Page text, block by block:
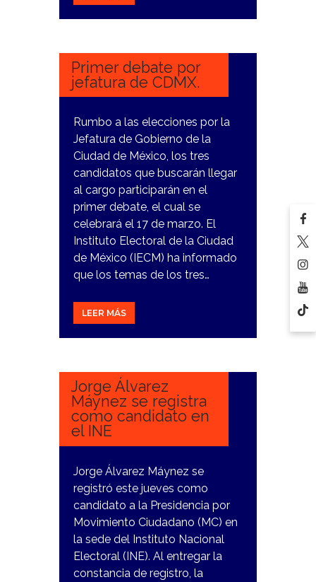
7
Primer debate por
jefatura de CDMX.
Rumbo a las elecciones por la
Jefatura de Gobierno de la
Ciudad de México, los tres
candidatos que buscarán llegar
al cargo participarán en el
primer debate, el cual se
celebrará el 17 de marzo. El
Instituto Electoral de la Ciudad
de México (IECM) ha informado
que los temas de los tres…
LEER MÁS
23
Jorge Álvarez
Máynez se registra
como candidato en
el INE
Jorge Álvarez Máynez se
registró este jueves como
candidato a la Presidencia por
Movimiento Ciudadano (MC) en
la sede del Instituto Nacional
Electoral (INE). Al entregar la
constancia de registro, la